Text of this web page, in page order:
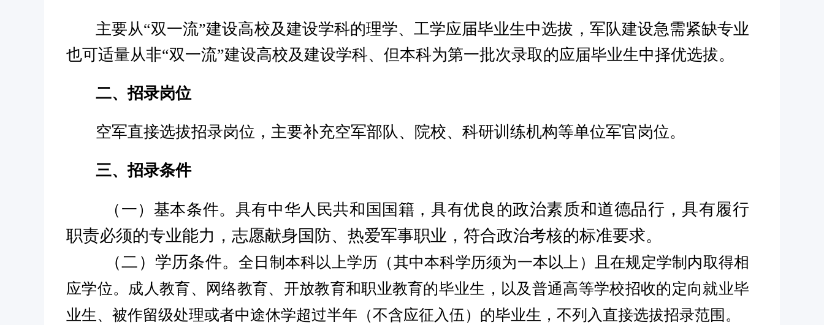
主要从“双一流”建设高校及建设学科的理学、工学应届毕业生中选拔，军队建设急需紧缺专业
也可适量从非“双一流”建设高校及建设学科、但本科为第一批次录取的应届毕业生中择优选拔。
二、招录岗位
空军直接选拔招录岗位，主要补充空军部队、院校、科研训练机构等单位军官岗位。
三、招录条件
（一）基本条件。具有中华人民共和国国籍，具有优良的政治素质和道德品行，具有履行
职责必须的专业能力，志愿献身国防、热爱军事职业，符合政治考核的标准要求。
（二）学历条件。 全日制本科以上学历（其中本科学历须为一本以上）且在规定学制内取得相
应学位。成人教育、网络教育、开放教育和职业教育的毕业生，以及普通高等学校招收的定向就业毕
业生、被作留级处理或者中途休学超过半年（不含应征入伍）的毕业生，不列入直接选拔招录范围。